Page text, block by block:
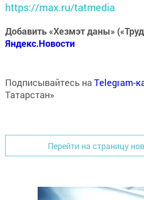
https://max.ru/tatmedia
Добавить «Хезмэт даны»
Яндекс.Новости
Подписывайтесь на Telegram-
Татарстан»
Перейти на страницу